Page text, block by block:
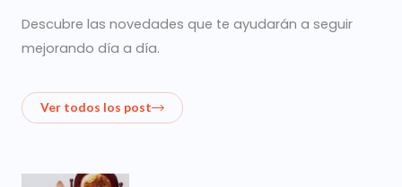
Descubre las novedades que te ayudarán a seguir
mejorando día a día.
Ver todos los post